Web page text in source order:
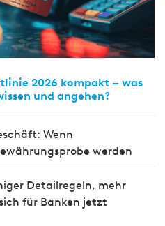
2026 kompakt – was
und angehen?
Wenn
werden
Detailregeln, mehr
für Banken jetzt